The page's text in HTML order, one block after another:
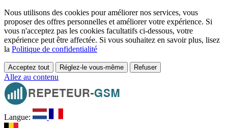
Nous utilisons des cookies pour améliorer nos services, vous
proposer des offres personnelles et améliorer votre expérience. Si
vous n'acceptez pas les cookies facultatifs ci-dessous, votre
expérience peut être affectée. Si vous souhaitez en savoir plus, lisez
la Politique de confidentialité
Acceptez tout Réglez-le vous-même Refuser
Allez au contenu
Langue: